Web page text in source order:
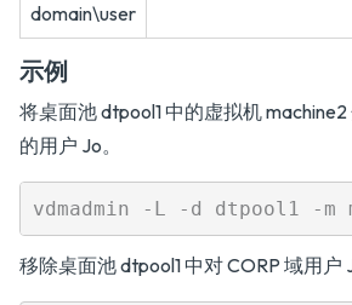
domain\user
示例
将桌面池 dtpool1 中的虚拟机 machine2
的用户 Jo。
移除桌面池 dtpool1 中对 CORP 域用户